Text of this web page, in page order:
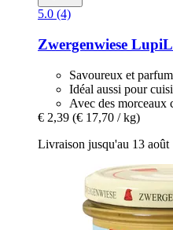
5.0 (4)
Zwergenwiese
Savoureux et
Idéal aussi pour
Avec des morceaux
€ 2,39 (€ 17,70 / kg)
Livraison jusqu'au 13 août